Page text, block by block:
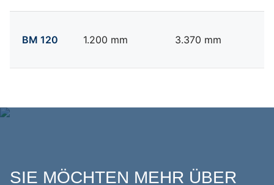
BM 120 1.200 mm 3.370 mm
SIE MÖCHTEN MEHR ÜBER